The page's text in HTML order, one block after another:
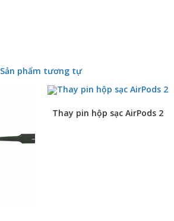
Sản phẩm tương tự
Thay pin hộp sạc AirPods 2